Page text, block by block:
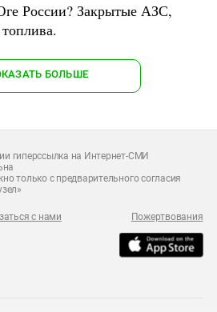
России? Закрытые АЗС,
БОЛЬШЕ
гиперссылка на Интернет-СМИ
только с предварительного согласия
с нами Пожертвования